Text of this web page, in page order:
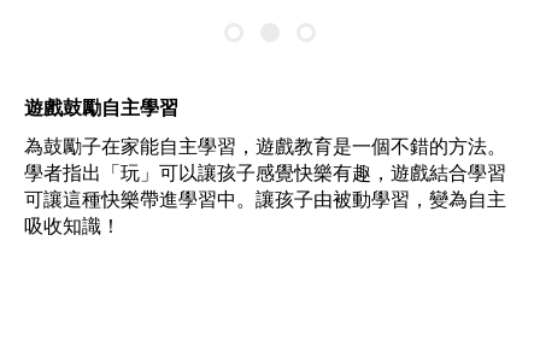
遊戲鼓勵自主學習
為鼓勵子在家能自主學習，遊戲教育是一個不錯的方法。
學者指出「玩」可以讓孩子感覺快樂有趣，遊戲結合學習
可讓這種快樂帶進學習中。讓孩子由被動學習，變為自主
吸收知識！